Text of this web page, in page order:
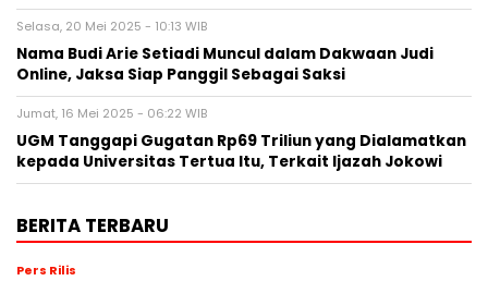
Selasa, 20 Mei 2025 - 10:13 WIB
Nama Budi Arie Setiadi Muncul dalam Dakwaan Judi
Online, Jaksa Siap Panggil Sebagai Saksi
Jumat, 16 Mei 2025 - 06:22 WIB
UGM Tanggapi Gugatan Rp69 Triliun yang Dialamatkan
kepada Universitas Tertua Itu, Terkait Ijazah Jokowi
BERITA TERBARU
Pers Rilis